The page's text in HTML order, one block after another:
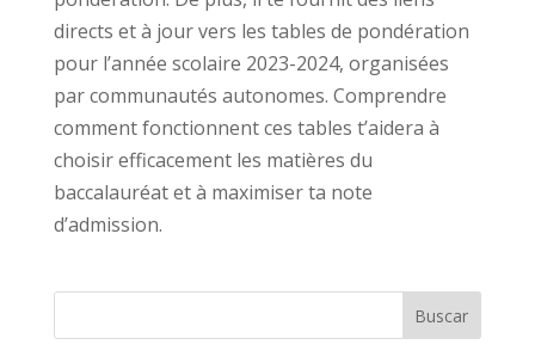
directs et à jour vers les tables de pondération
pour l’année scolaire 2023-2024, organisées
par communautés autonomes. Comprendre
comment fonctionnent ces tables t’aidera à
choisir efficacement les matières du
baccalauréat et à maximiser ta note
d’admission.
Buscar